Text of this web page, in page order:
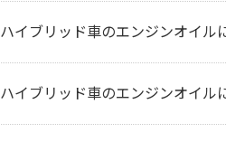
ハイブリッド車のエンジンオイ
ハイブリッド車のエンジンオイ